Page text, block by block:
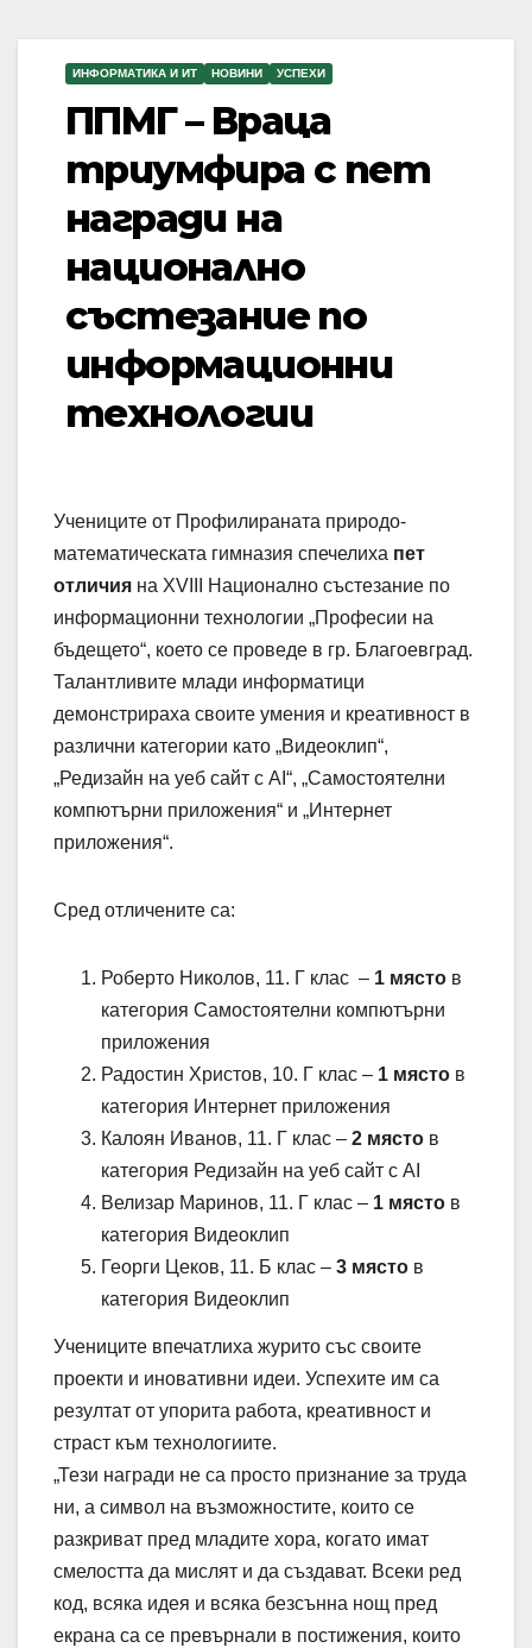
ИНФОРМАТИКА И ИТ НОВИНИ УСПЕХИ
ППМГ – Враца
триумфира с пет
награди на
национално
състезание по
информационни
технологии
Учениците от Профилираната природо-
математическата гимназия спечелиха пет
отличия на XVIII Национално състезание по
информационни технологии „Професии на
бъдещето“, което се проведе в гр. Благоевград.
Талантливите млади информатици
демонстрираха своите умения и креативност в
различни категории като „Видеоклип“,
„Редизайн на уеб сайт с AI“, „Самостоятелни
компютърни приложения“ и „Интернет
приложения“.
Сред отличените са:
Роберто Николов, 11. Г клас – 1 място в
категория Самостоятелни компютърни
приложения
Радостин Христов, 10. Г клас – 1 място в
категория Интернет приложения
Калоян Иванов, 11. Г клас – 2 място в
категория Редизайн на уеб сайт с AI
Велизар Маринов, 11. Г клас – 1 място в
категория Видеоклип
Георги Цеков, 11. Б клас – 3 място в
категория Видеоклип
Учениците впечатлиха журито със своите
проекти и иновативни идеи. Успехите им са
резултат от упорита работа, креативност и
страст към технологиите.
„Тези награди не са просто признание за труда
ни, а символ на възможностите, които се
разкриват пред младите хора, когато имат
смелостта да мислят и да създават. Всеки ред
код, всяка идея и всяка безсънна нощ пред
екрана са се превърнали в постижения, които